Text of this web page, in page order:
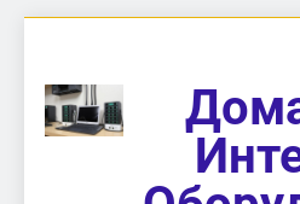
содержимому